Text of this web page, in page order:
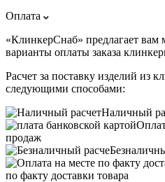
Оплата
«КлинкерСнаб» предлагает вам
варианты оплаты заказа
Расчет за поставку изделий из
следующими способами:
Наличный
продаж
по факту доставки товара